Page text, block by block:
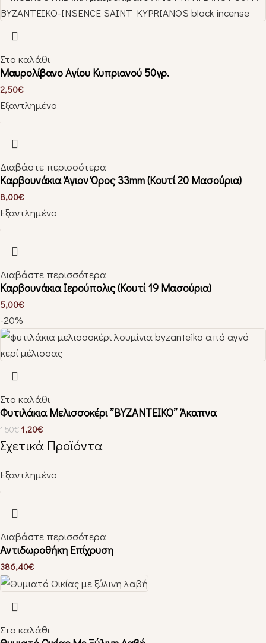
______________________________________________________
Περισσότερα αναλώσιμα μπορείτε να δείτε, πατώντας
“εδώ“.
Ακολουθήστε μας:
Στο καλάθι
Μαυρολίβανο Αγίου Κυπριανού 50γρ.
2,50€
Εξαντλημένο
Διαβάστε περισσότερα
Καρβουνάκια Άγιον Όρος 33mm (Κουτί 20 Μασούρια)
8,00€
Εξαντλημένο
Διαβάστε περισσότερα
Καρβουνάκια Ιερούπολις (Κουτί 19 Μασούρια)
5,00€
-20%
Στο καλάθι
Φυτιλάκια Μελισσοκέρι ”BYZANTEIKO” Άκαπνα
1,50€ 1,20€
Σχετικά Προϊόντα
Εξαντλημένο
Διαβάστε περισσότερα
Αντιδωροθήκη Επίχρυση
386,40€
Στο καλάθι